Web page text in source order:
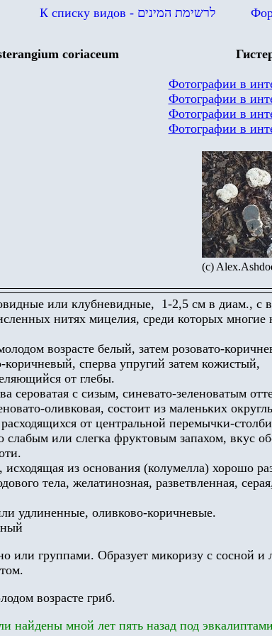
К списку видов - לרשימת המינים
coriaceum
Фотографии в
Фотографии в
Фотографии в
Фотографии в
(c)
или клубневидные, 1-2,5 см в диам., с
нитях мицелия, среди которых многие
возрасте белый, затем розовато-
сперва упругий затем кожистый,
от глебы.
сероватая с сизым, синевато-зеленоватым
оливковая, состоит из маленьких
от центральной перемычки-
слабым или слегка фруктовым запахом, вкус
из основания (колумелла) хорошо
тела, желатинозная, разветвленная,
удлиненные, оливково-коричневые.
или группами. Образует микоризу с сосной и
возрасте гриб.
найдены мной лет пять назад под